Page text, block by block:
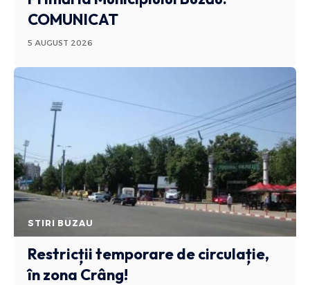
COMUNICAT
5 AUGUST 2026
STIRI BUZAU
Restricții temporare de circulație,
în zona Crâng!